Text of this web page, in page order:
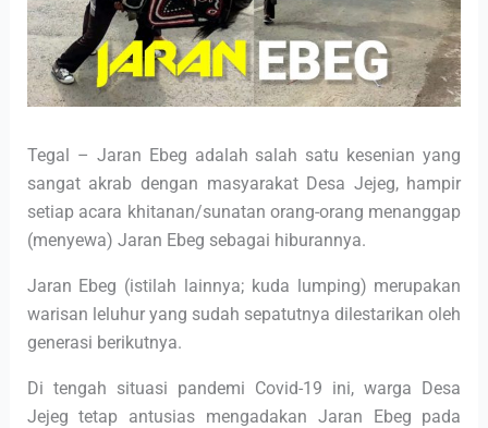
Tegal – Jaran Ebeg adalah salah satu kesenian yang
sangat akrab dengan masyarakat Desa Jejeg, hampir
setiap acara khitanan/sunatan orang-orang menanggap
(menyewa) Jaran Ebeg sebagai hiburannya.
Jaran Ebeg (istilah lainnya; kuda lumping) merupakan
warisan leluhur yang sudah sepatutnya dilestarikan oleh
generasi berikutnya.
Di tengah situasi pandemi Covid-19 ini, warga Desa
Jejeg tetap antusias mengadakan Jaran Ebeg pada